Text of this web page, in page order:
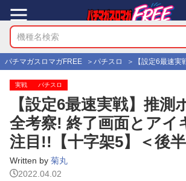
パチマガスロマガFREE パチスロ 【設定6最速
実戦 パチスロ
【設定6最速実戦】推測
全考察! 終了画面とアイ
注目!!【十字架5】＜後
Written by 菊丸
2022.04.02